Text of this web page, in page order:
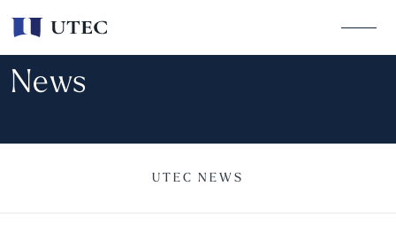
News
UTEC NEWS